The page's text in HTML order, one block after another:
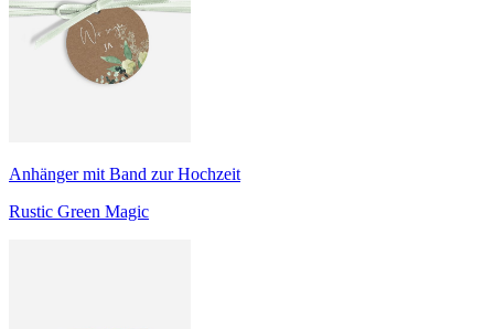
Anhänger mit Band zur Hochzeit
Rustic Green Magic